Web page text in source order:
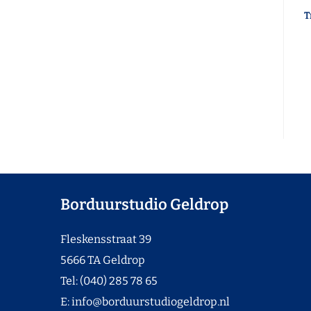
Borduurstudio Geldrop
Fleskensstraat 39
5666 TA Geldrop
Tel: (040) 285 78 65
E:info@borduurstudiogeldrop.nl